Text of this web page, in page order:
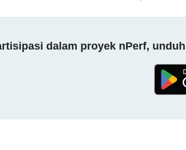
dalam proyek nPerf,